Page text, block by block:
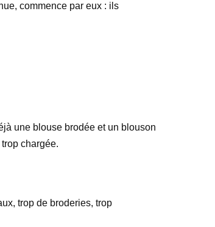
commence par eux : ils
une blouse brodée et un blouson
chargée.
trop de broderies, trop